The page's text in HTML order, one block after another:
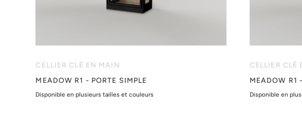
CELLIER CLÉ EN MAIN
MEADOW R1 - PORTE SIMPLE
Disponible en plusieurs tailles et couleurs
CELLIER CLÉ
MEADOW R1
Disponible en